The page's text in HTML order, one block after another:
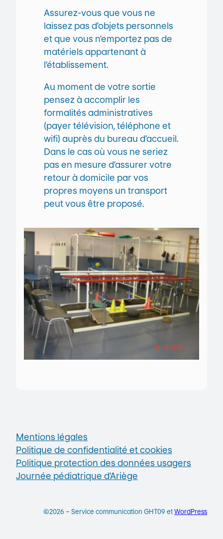
Assurez-vous que vous ne
laissez pas d’objets personnels
et que vous n’emportez pas de
matériels appartenant à
l’établissement.
Au moment de votre sortie
pensez à accomplir les
formalités administratives
(payer télévision, téléphone et
wifi) auprès du bureau d’accueil.
Dans le cas où vous ne seriez
pas en mesure d’assurer votre
retour à domicile par vos
propres moyens un transport
peut vous être proposé.
Mentions légales
Politique de confidentialité et cookies
Politique protection des données usagers
Journée pédiatrique d’Ariège
©2026 – Service communication GHT09 et WordPress